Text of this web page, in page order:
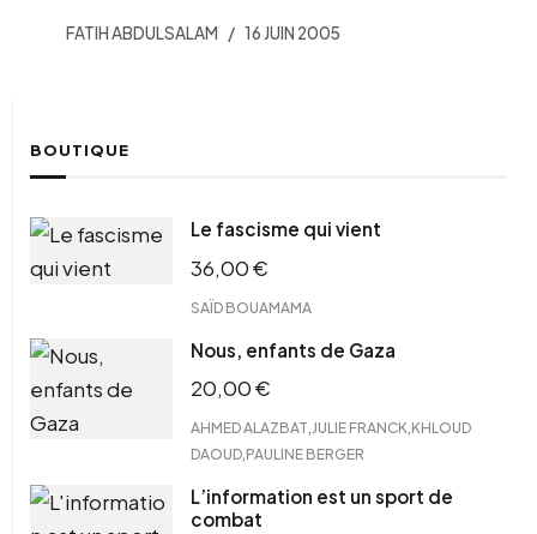
FATIH ABDULSALAM 16 JUIN 2005
BOUTIQUE
Le fascisme qui vient
36,00€
SAÏD BOUAMAMA
Nous, enfants de Gaza
20,00€
AHMED ALAZBAT JULIE FRANCK KHLOUD
DAOUD PAULINE BERGER
L’information est un sport de
combat